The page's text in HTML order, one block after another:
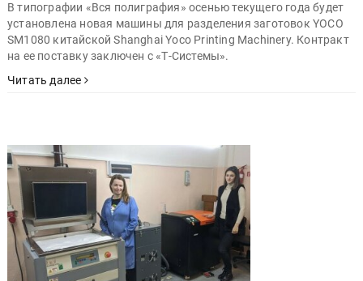
В типографии «Вся полиграфия» осенью текущего года будет
установлена новая машины для разделения заготовок YOCO
SM1080 китайской Shanghai Yoco Printing Machinery. Контракт
на ее поставку заключен с «Т-Системы».
Читать далее